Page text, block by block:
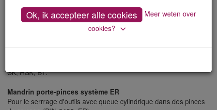
Ok, ik accepteer alle cookies
Meer weten over
cookies?
Mandrin type Weldon / Whistle Notch
Pour le serrage d'outils avec queue cylindrique, à méplat type
SK, HSK, BT.
Mandrin porte-pinces système ER
Pour le serrrage d'outils avec queue cylindrique dans des pinces